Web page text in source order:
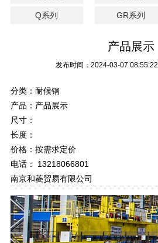
Q系列 GR系列
产品展示
发布时间：2024-03-07 08:55:22
分类：耐候钢
产品：产品展示
尺寸：
长度：
价格：按需求定价
电话： 13218066801
南京和菱贸易有限公司